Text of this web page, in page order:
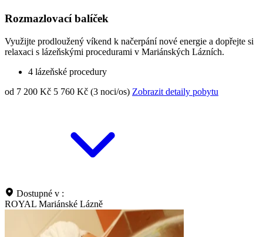
Rozmazlovací balíček
Využijte prodloužený víkend k načerpání nové energie a dopřejte si
relaxaci s lázeňskými procedurami v Mariánských Lázních.
4 lázeňské procedury
od 7 200 Kč 5 760 Kč (3 noci/os) Zobrazit detaily pobytu
Dostupné v :
ROYAL Mariánské Lázně